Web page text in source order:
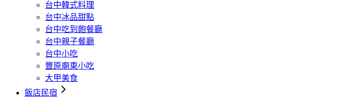
台中韓式料理
台中冰品甜點
台中吃到飽餐廳
台中親子餐廳
台中小吃
豐原廟東小吃
大甲美食
飯店民宿